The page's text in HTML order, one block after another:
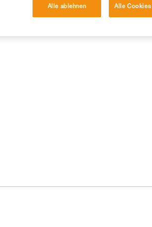
Alle ablehnen Alle Cookies